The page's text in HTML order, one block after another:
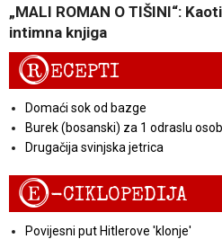
„MALI ROMAN O TIŠINI“:
intimna knjiga
RECEPTI
Domaći sok od bazge
Burek (bosanski) za 1 odraslu
Drugačija svinjska jetrica
E-CIKLOPEDIJA
Povijesni put Hitlerove 'klonje'